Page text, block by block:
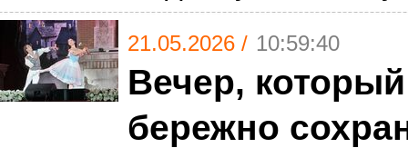
21.05.2026 / 10:59:40
Вечер,
бережно